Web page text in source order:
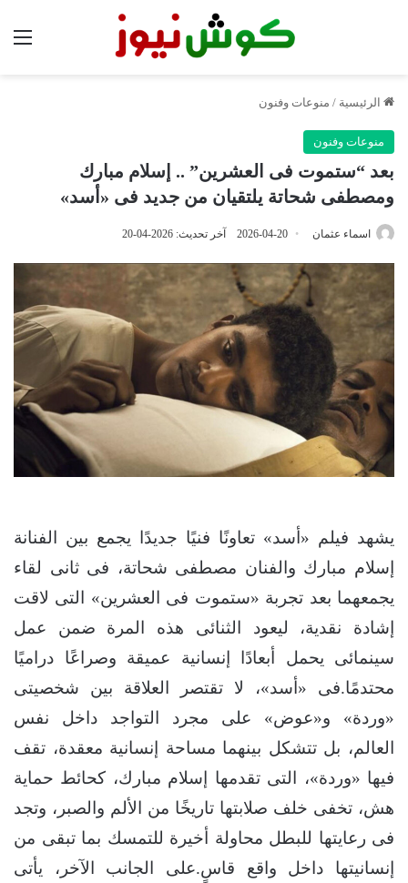
الرئيسية / منوعات وفنون
منوعات وفنون
بعد “ستموت فى العشرين” .. إسلام مبارك
ومصطفى شحاتة يلتقيان من جديد فى «أسد»
اسماء عثمان 2026-04-20 آخر تحديث: 2026-04-20
يشهد فيلم «أسد» تعاونًا فنيًا جديدًا يجمع بين الفنانة
إسلام مبارك والفنان مصطفى شحاتة، فى ثانى لقاء
يجمعهما بعد تجربة «ستموت فى العشرين» التى لاقت
إشادة نقدية، ليعود الثنائى هذه المرة ضمن عمل
سينمائى يحمل أبعادًا إنسانية عميقة وصراعًا دراميًا
محتدمًا.فى «أسد»، لا تقتصر العلاقة بين شخصيتى
«وردة» و«عوض» على مجرد التواجد داخل نفس
العالم، بل تتشكل بينهما مساحة إنسانية معقدة، تقف
فيها «وردة»، التى تقدمها إسلام مبارك، كحائط حماية
هش، تخفى خلف صلابتها تاريخًا من الألم والصبر، وتجد
فى رعايتها للبطل محاولة أخيرة للتمسك بما تبقى من
إنسانيتها داخل واقع قاسٍ.على الجانب الآخر، يأتى